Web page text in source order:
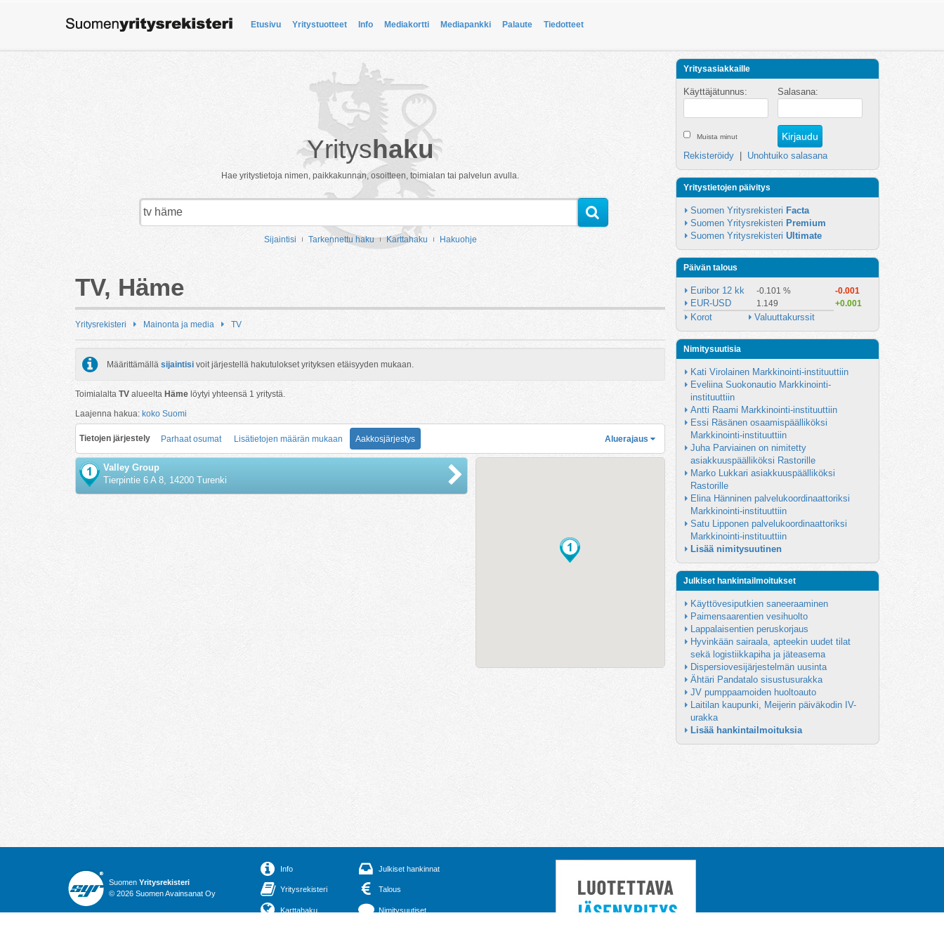
Etusivu Yritystuotteet Info Mediakortti Mediapankki Palaute Tiedotteet
Yrityshaku
Hae yritystietoja nimen, paikkakunnan, osoitteen, toimialan tai palvelun avulla.
Sijaintisi Tarkennettu haku Karttahaku Hakuohje
TV, Häme
Yritysrekisteri Mainonta ja media TV
Määrittämällä sijaintisi voit järjestellä hakutulokset yrityksen etäisyyden mukaan.
Toimialalta TV alueelta Häme löytyi yhteensä 1 yritystä.
Laajenna hakua: koko Suomi
Tietojen järjestely Parhaat osumat Lisätietojen määrän mukaan Aakkosjärjestys Aluerajaus
Valley Group
Tierpintie 6 A 8, 14200 Turenki
Yritysasiakkaille
Käyttäjätunnus: Salasana:
Muista minut
Rekisteröidy Unohtuiko salasana
Yritystietojen päivitys
Suomen Yritysrekisteri Facta
Suomen Yritysrekisteri Premium
Suomen Yritysrekisteri Ultimate
Päivän talous
Euribor 12 kk -0.101 % -0.001
EUR-USD 1.149 +0.001
Korot Valuuttakurssit
Nimitysuutisia
Kati Virolainen Markkinointi-instituuttiin
Eveliina Suokonautio Markkinointi-
instituuttiin
Antti Raami Markkinointi-instituuttiin
Essi Räsänen osaamispäälliköksi
Markkinointi-instituuttiin
Juha Parviainen on nimitetty
asiakkuuspäälliköksi Rastorille
Marko Lukkari asiakkuuspäälliköksi
Rastorille
Elina Hänninen palvelukoordinaattoriksi
Markkinointi-instituuttiin
Satu Lipponen palvelukoordinaattoriksi
Markkinointi-instituuttiin
Lisää nimitysuutinen
Julkiset hankintailmoitukset
Käyttövesiputkien saneeraaminen
Paimensaarentien vesihuolto
Lappalaisentien peruskorjaus
Hyvinkään sairaala, apteekin uudet tilat
sekä logistiikkapiha ja jäteasema
Dispersiovesijärjestelmän uusinta
Ähtäri Pandatalo sisustusurakka
JV pumppaamoiden huoltoauto
Laitilan kaupunki, Meijerin päiväkodin IV-
urakka
Lisää hankintailmoituksia
Suomen Yritysrekisteri
© 2026 Suomen Avainsanat Oy
Info
Yritysrekisteri
Karttahaku
Julkiset hankinnat
Talous
Nimitysuutiset